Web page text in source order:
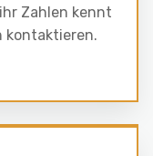
Zahlen kennt
kontaktieren.